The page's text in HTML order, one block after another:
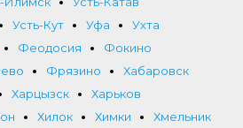
Усть-Кут Уфа
Ухта
Феодосия
Фокино
Фрязино
Хабаровск
Харцызск
Харьков
Хилок Химки
Хмельник